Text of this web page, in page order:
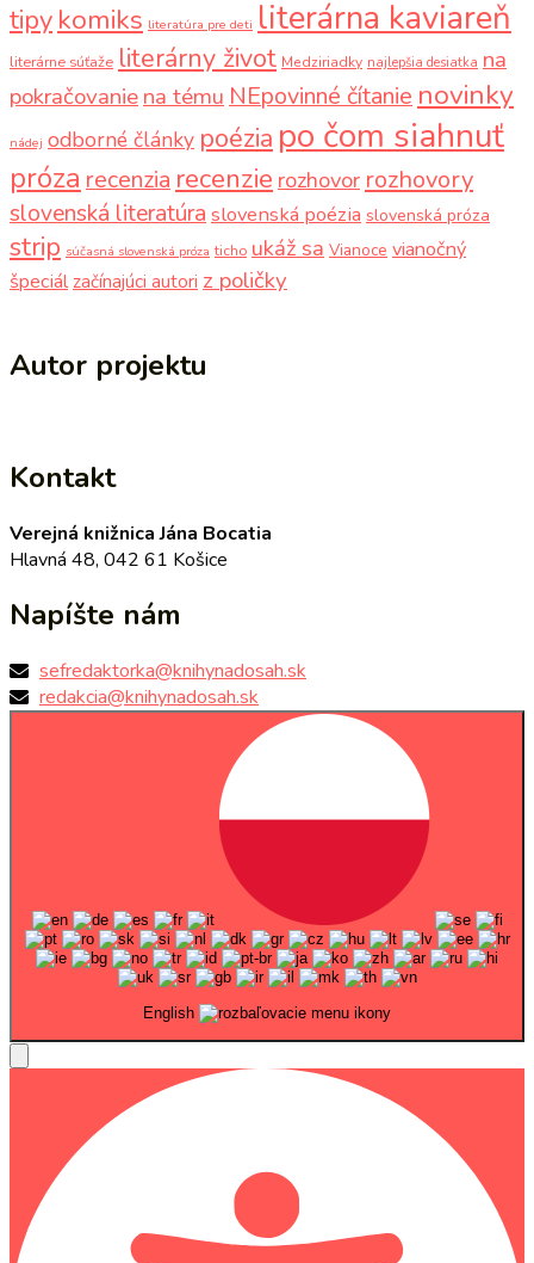
tipy komiks literatúra pre deti literárna kaviareň
literárne súťaže literárny život Medziriadky najlepšia desiatka na
pokračovaniena tému NEpovinné čítanie novinky
nádej odborné články poézia po čom siahnuť
próza recenzia recenzie rozhovor rozhovory
slovenská literatúra slovenská poézia slovenská próza
strip súčasná slovenská próza ticho ukáž sa Vianoce vianočný
špeciál začínajúci autori z poličky
Autor projektu
Kontakt
Verejná knižnica Jána Bocatia
Hlavná 48, 042 61 Košice
Napíšte nám
sefredaktorka@knihynadosah.sk
redakcia@knihynadosah.sk
English